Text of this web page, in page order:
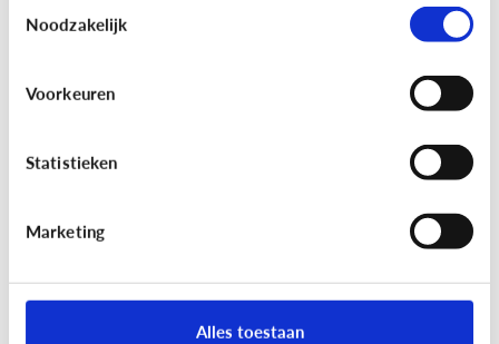
Noodzakelijk
Voorkeuren
Statistieken
Marketing
Alles toestaan